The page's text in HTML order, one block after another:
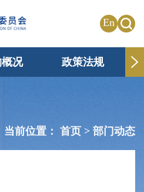
En
况 政策法规
当前位置： 首页 > 部门动态